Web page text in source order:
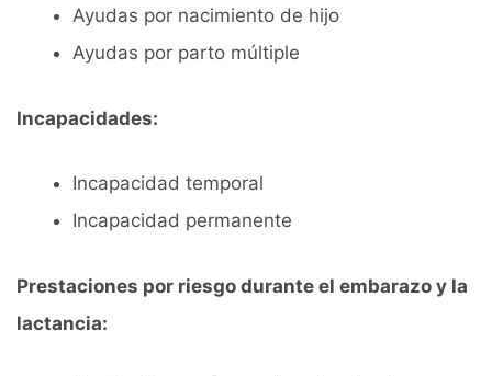
Ayudas por nacimiento de hijo
Ayudas por parto múltiple
Incapacidades:
Incapacidad temporal
Incapacidad permanente
Prestaciones por riesgo durante el embarazo y la
lactancia: